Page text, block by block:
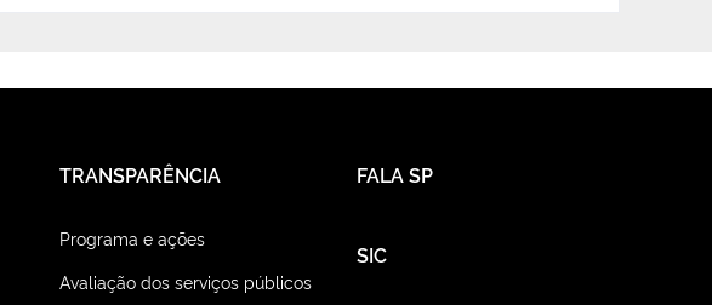
TRANSPARÊNCIA
Programa e ações
Avaliação dos serviços públicos
FALA SP
SIC